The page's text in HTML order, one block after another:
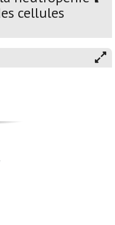
cellules